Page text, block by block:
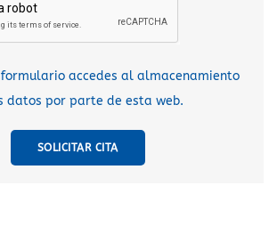
accedes al almacenamiento
datos por parte de esta web.
SOLICITAR CITA